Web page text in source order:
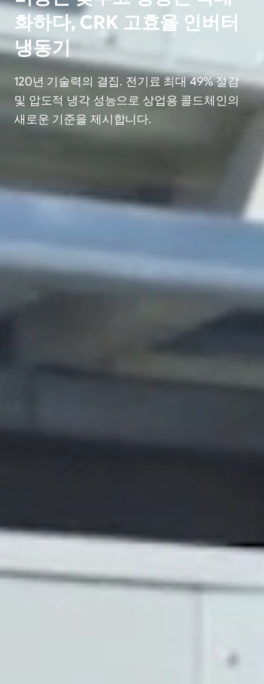
화하다, CRK 고효율 인버터
냉동기
120년 기술력의 결집. 전기료 최대 49% 절감
및 압도적 냉각 성능으로 상업용 콜드체인의
새로운 기준을 제시합니다.